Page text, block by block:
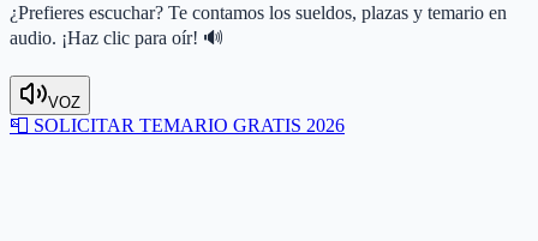
¿Prefieres escuchar? Te contamos los sueldos, plazas y temario en
audio. ¡Haz clic para oír! 🔊
VOZ
📮 SOLICITAR TEMARIO GRATIS 2026